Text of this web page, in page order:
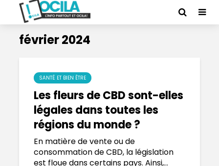
février 2024
SANTÉ ET BIEN ÊTRE
Les fleurs de CBD sont-elles
légales dans toutes les
régions du monde ?
En matière de vente ou de
consommation de CBD, la législation
est floue dans certains pays. Ainsi,...